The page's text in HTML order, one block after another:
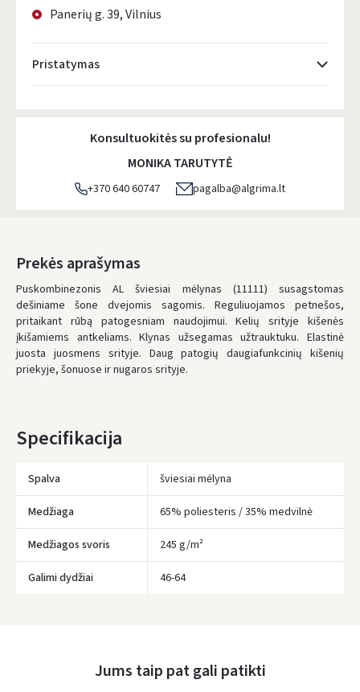
Panerių g. 39, Vilnius
Pristatymas
Atsiėmimo taškai- 0.00 €
DPD kurjeris - 5.00 €
DPD paštomatai- 4.00 €
LP Express paštomatai
LP Express kurjeris - 4.00 €
Pirmadienį, Rugpjūčio 10 d.
UŽSAKYMUS NUO80 € PRISTATOME NEMOKAMAI!
IKI NEMOKAMO PRISTATYMO TRŪKSTA:
Konsultuokitės su profesionalu!
MONIKA TARUTYTĖ
+370 640 60747 pagalba@algrima.lt
Prekės aprašymas
Puskombinezonis AL šviesiai mėlynas (11111) susagstomas
dešiniame šone dvejomis sagomis. Reguliuojamos petnešos,
pritaikant rūbą patogesniam naudojimui. Kelių srityje kišenės
įkišamiems antkeliams. Klynas užsegamas užtrauktuku. Elastinė
juosta juosmens srityje. Daug patogių daugiafunkcinių kišenių
priekyje, šonuose ir nugaros srityje.
Specifikacija
Spalva šviesiai mėlyna
Medžiaga 65% poliesteris / 35% medvilnė
Medžiagos svoris 245 g/m²
Galimi dydžiai 46-64
Jums taip pat gali patikti
Įvertinimas:
Prisijungti